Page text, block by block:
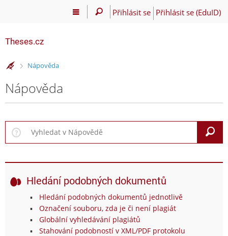
Přihlásit se Přihlásit se (EduID)
Theses.cz
>Nápověda
Nápověda
Hledání podobných dokumentů
Hledání podobných dokumentů jednotlivě
Označení souboru, zda je či není plagiát
Globální vyhledávání plagiátů
Stahování podobností v XML/PDF protokolu